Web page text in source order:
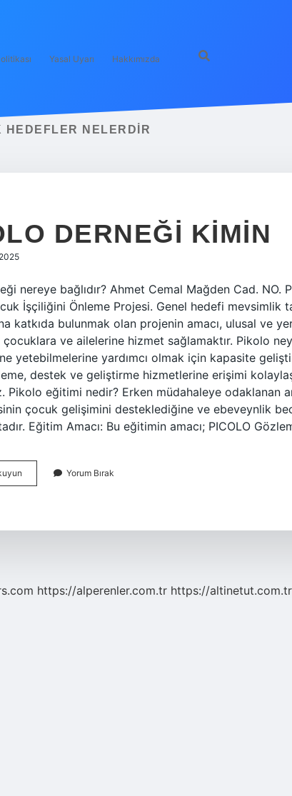
Yasal Uyarı Hakkımızda
HEDEFLER NELERDIR
DERNEĞI KIMIN
nereye bağlıdır? Ahmet Cemal Mağden Cad.
İşçiliğini Önleme Projesi. Genel hedefi mevsimlik
katkıda bulunmak olan projenin amacı, ulusal ve
çocuklara ve ailelerine hizmet sağlamaktır. Pikolo
yetebilmelerine yardımcı olmak için kapasite
destek ve geliştirme hizmetlerine erişimi
Pikolo eğitimi nedir? Erken müdahaleye odaklanan
çocuk gelişimini desteklediğine ve ebeveynlik
Eğitim Amacı: Bu eğitimin amacı; PICOLO
Derneği
Yorum Bırak
https://alperenler.com.tr https://altinetut.com.tr